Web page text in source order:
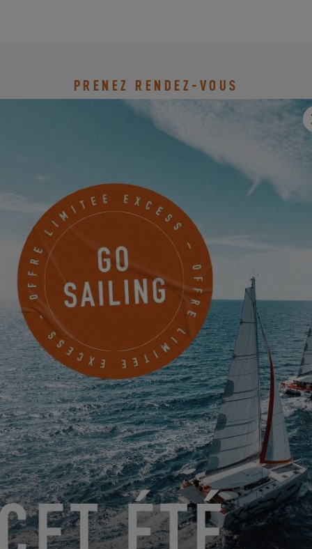
PRENEZ RENDEZ-VOUS
FLAGSTAFF MARINE
Road/Rushcutters Bay
SYDNEY, Australie
PRENDRE RENDEZ-VOUS
DU 22 JUIN 2026 AU 31 AOÛT 2026
GO SAILING AVEC EXCESS CET ÉTÉ !
EXCESS 11-EXCESS 13-EXCESS 14